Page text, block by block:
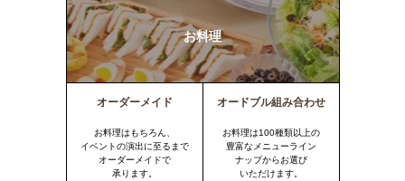
お料理
オーダーメイド
お料理はもちろん、
イベントの演出に至るまで
オーダーメイドで
承ります。
オードブル組み合わせ
お料理は100種類以上の
豊富なメニューライン
ナップからお選び
いただけます。